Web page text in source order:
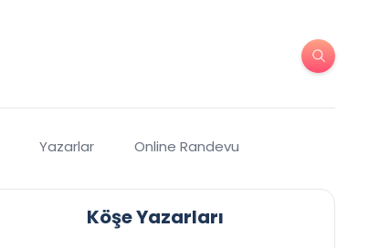
Yazarlar Online Randevu
Köşe Yazarları